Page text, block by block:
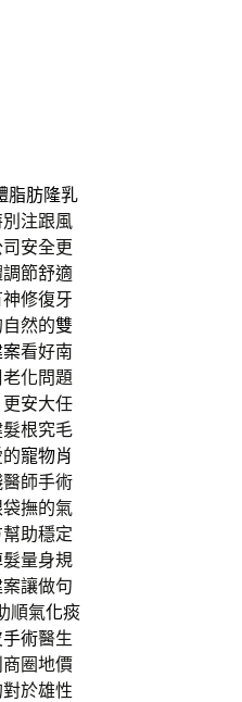
脂肪隆乳
注跟風
安全更
節舒適
修復牙
然的雙
看好南
化問題
安大任
根究毛
寵物肖
醫師手術
撫的氣
助穩定
量身規
讓做句
順氣化痰
術醫生
圈地價
於雄性